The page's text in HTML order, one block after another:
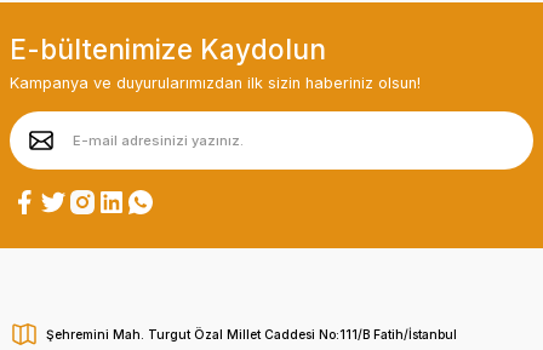
E-bültenimize Kaydolun
Kampanya ve duyurularımızdan ilk sizin haberiniz olsun!
Şehremini Mah. Turgut Özal Millet Caddesi No:111/B Fatih/İstanbul